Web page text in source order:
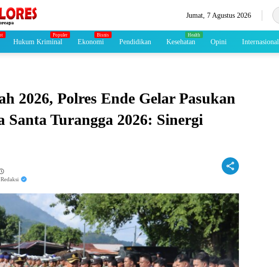
Jumat, 7 Agustus 2026
Hukum Kriminal Ekonomi Pendidikan Kesehatan Opini Internasional
2026, Polres Ende Gelar Pasukan
Santa Turangga 2026: Sinergi